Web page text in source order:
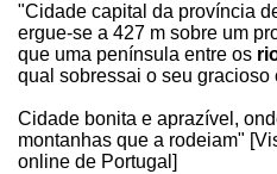
"Cidade capital da província
ergue-se a 427 m sobre um
que uma península entre os
qual sobressai o seu gracioso
Cidade bonita e aprazível,
montanhas que a rodeiam"
online de Portugal]